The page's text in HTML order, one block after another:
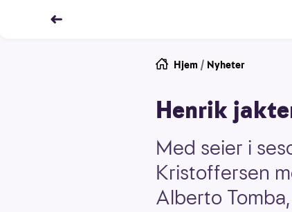
Hjem / Nyheter
Henrik
Med seier i
Kristoffersen
Alberto